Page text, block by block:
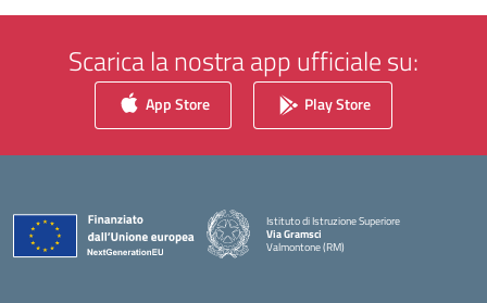
Scarica la nostra app ufficiale su:
App Store Play Store
Istituto di Istruzione Superiore
Via Gramsci
Valmontone (RM)